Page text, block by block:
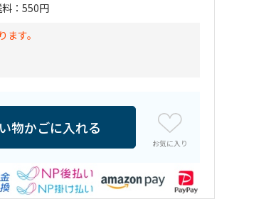
料
550円
す。
物かごに入れる
お気に入り